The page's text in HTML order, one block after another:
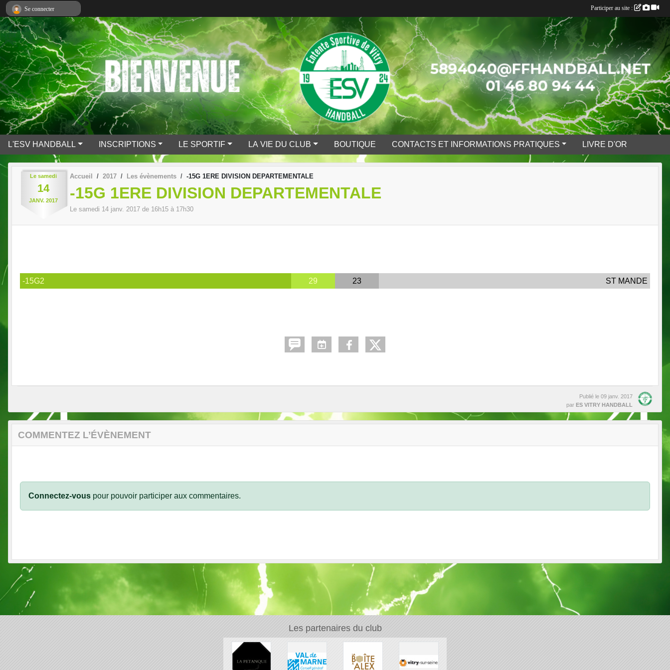
L'ESV HANDBALL INSCRIPTIONS LE SPORTIF LA VIE DU CLUB BOUTIQUE CONTACTS ET INFORMATIONS PRATIQUES LIVRE D'OR
Le samedi
14
JANV. 2017
Accueil 2017 Les évènements -15G 1ERE DIVISION DEPARTEMENTALE
-15G 1ERE DIVISION DEPARTEMENTALE
Le samedi 14 janv. 2017 de 16h15 à 17h30
-15G2 29 23 ST MANDE
Publié le 09 janv. 2017
par ES VITRY HANDBALL
COMMENTEZ L’ÉVÈNEMENT
Connectez-vous pour pouvoir participer aux commentaires.
Les partenaires du club
Se connecter Participer au site :
Panneau de gestion des cookies